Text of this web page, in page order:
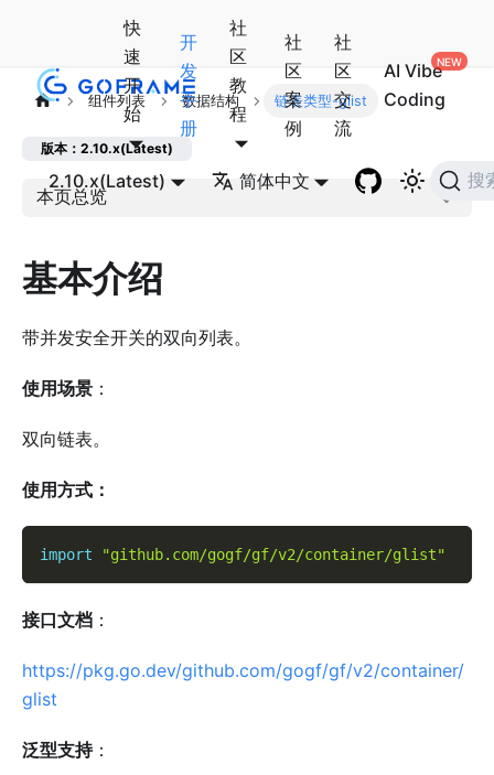
快
速
开
始
开
发
手
册
社
区
教
程
社
区
案
例
社
区
交
流
AI Vibe
Coding
2.10.x(Latest) 简体中文 搜
组件列表 数据结构 链表类型-glist
版本：2.10.x(Latest)
本页总览
基本介绍
带并发安全开关的双向列表。
使用场景 ：
双向链表。
使用方式：
import "github.com/gogf/gf/v2/container/glist"
接口文档 ：
https://pkg.go.dev/github.com/gogf/gf/v2/container/
glist
泛型支持：